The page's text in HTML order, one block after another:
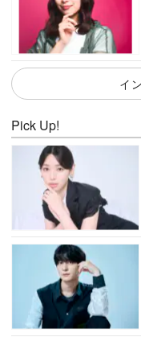
イ
Pick Up!